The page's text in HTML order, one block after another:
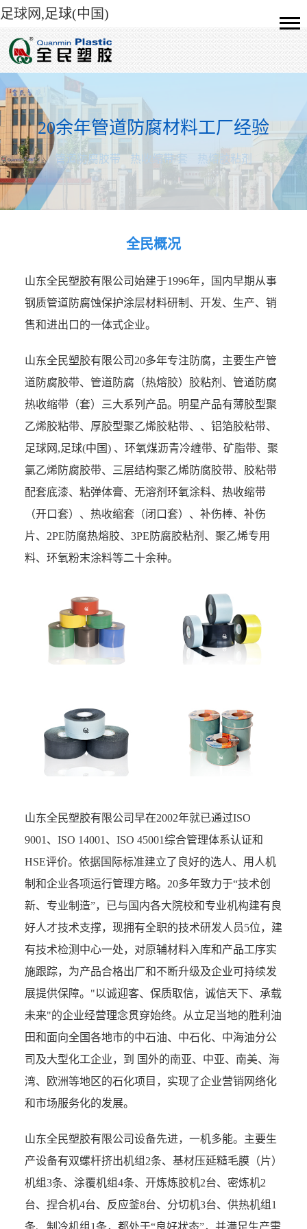
足球网,足球(中国)
20余年管道防腐材料工厂经验
管道防腐胶带 热收缩带/套 热熔胶粘剂
全民概况
山东全民塑胶有限公司始建于1996年，国内早期从事
钢质管道防腐蚀保护涂层材料研制、开发、生产、销
售和进出口的一体式企业。
山东全民塑胶有限公司20多年专注防腐，主要生产管
道防腐胶带、管道防腐（热熔胶）胶粘剂、管道防腐
热收缩带（套）三大系列产品。明星产品有薄胶型聚
乙烯胶粘带、厚胶型聚乙烯胶粘带、、铝箔胶粘带、
足球网,足球(中国) 、环氧煤沥青冷缠带、矿脂带、聚
氯乙烯防腐胶带、三层结构聚乙烯防腐胶带、胶粘带
配套底漆、粘弹体膏、无溶剂环氧涂料、热收缩带
（开口套）、热收缩套（闭口套）、补伤棒、补伤
片、2PE防腐热熔胶、3PE防腐胶粘剂、聚乙烯专用
料、环氧粉末涂料等二十余种。
山东全民塑胶有限公司早在2002年就已通过ISO
9001、ISO 14001、ISO 45001综合管理体系认证和
HSE评价。依据国际标准建立了良好的选人、用人机
制和企业各项运行管理方略。20多年致力于“技术创
新、专业制造”，已与国内各大院校和专业机构建有良
好人才技术支撑，现拥有全职的技术研发人员5位，建
有技术检测中心一处，对原辅材料入库和产品工序实
施跟踪，为产品合格出厂和不断升级及企业可持续发
展提供保障。"以诚迎客、保质取信，诚信天下、承载
未来"的企业经营理念贯穿始终。从立足当地的胜利油
田和面向全国各地市的中石油、中石化、中海油分公
司及大型化工企业，到 国外的南亚、中亚、南美、海
湾、欧洲等地区的石化项目，实现了企业营销网络化
和市场服务化的发展。
山东全民塑胶有限公司设备先进，一机多能。主要生
产设备有双螺杆挤出机组2条、基材压延糙毛膜（片）
机组3条、涂覆机组4条、开炼炼胶机2台、密炼机2
台、捏合机4台、反应釜8台、分切机3台、供热机组1